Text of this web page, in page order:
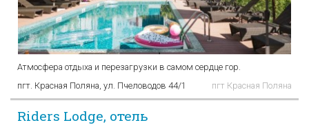
Атмосфера отдыха и перезагрузки в самом сердце гор.
пгт. Красная Поляна, ул. Пчеловодов 44/1
пгт Красная Поляна
Riders Lodge, отель